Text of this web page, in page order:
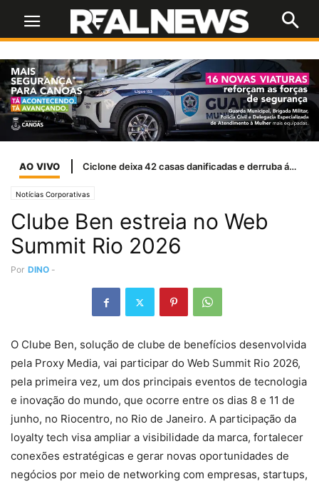
AO VIVO Ciclone deixa 42 casas danificadas e derruba árvores em Canoas
Notícias Corporativas
Clube Ben estreia no Web
Summit Rio 2026
Por DINO -
O Clube Ben, solução de clube de benefícios desenvolvida
pela Proxy Media, vai participar do Web Summit Rio 2026,
pela primeira vez, um dos principais eventos de tecnologia
e inovação do mundo, que ocorre entre os dias 8 e 11 de
junho, no Riocentro, no Rio de Janeiro. A participação da
loyalty tech visa ampliar a visibilidade da marca, fortalecer
conexões estratégicas e gerar novas oportunidades de
negócios por meio de networking com empresas, startups,